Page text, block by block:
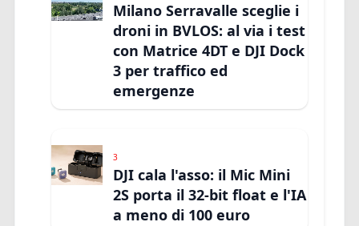
Milano Serravalle sceglie i
droni in BVLOS: al via i test
con Matrice 4DT e DJI Dock
3 per traffico ed
emergenze
3
DJI cala l'asso: il Mic Mini
2S porta il 32-bit float e l'IA
a meno di 100 euro